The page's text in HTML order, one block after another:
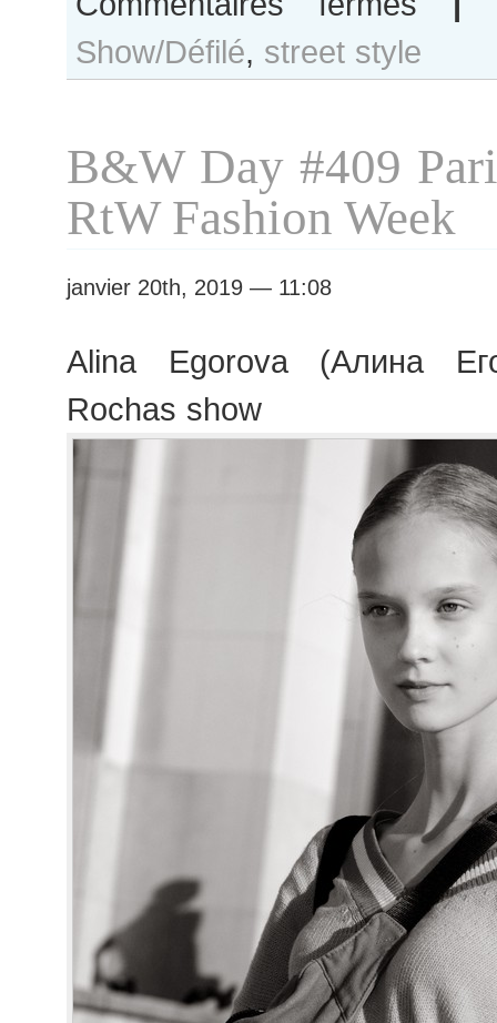
Dijkink
after
show
Show/Défilé, street style
B&W Day #409
RtW Fashion Week
janvier 20th, 2019 — 11:08
Alina Egorova (Алина
Rochas show